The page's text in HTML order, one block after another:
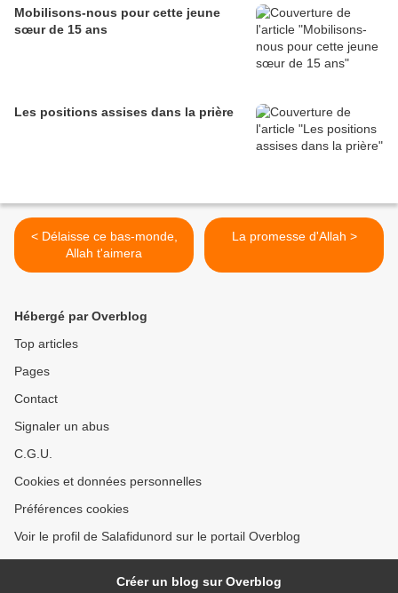
Mobilisons-nous pour cette jeune
sœur de 15 ans
Les positions assises dans la prière
< Délaisse ce bas-monde,
Allah t'aimera
La promesse d'Allah >
Hébergé par Overblog
Top articles
Pages
Contact
Signaler un abus
C.G.U.
Cookies et données personnelles
Préférences cookies
Voir le profil de Salafidunord sur le portail Overblog
Créer un blog sur Overblog